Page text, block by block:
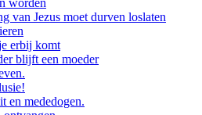
worden
van Jezus moet durven loslaten
erbij komt
blijft een moeder
en mededogen.